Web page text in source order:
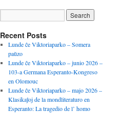
Recent Posts
Lunde ĉe Viktoriaparko – Somera
paŭzo
Lunde ĉe Viktoriaparko – junio 2026 –
103-a Germana Esperanto-Kongreso
en Olomouc
Lunde ĉe Viktoriaparko – majo 2026 –
Klasikaĵoj de la mondliteraturo en
Esperanto: La tragedio de l’ homo